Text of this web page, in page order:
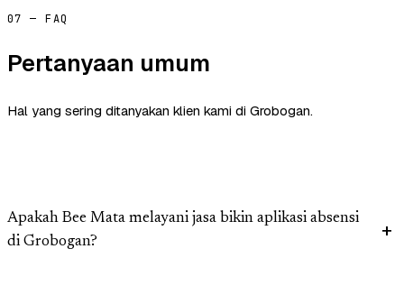
07 — FAQ
Pertanyaan umum
Hal yang sering ditanyakan klien kami di Grobogan.
Apakah Bee Mata melayani jasa bikin aplikasi absensi
di Grobogan?